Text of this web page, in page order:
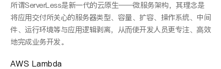
所谓ServerLess是新⼀代的云原⽣——微服务架构，其理念是
将应⽤交付所关⼼的服务器类型、容量、扩容、操作系统、中间
件、运⾏环境等与应⽤逻辑剥离，从⽽使开发⼈员更专注、⾼效
地完成业务开发。
AWS Lambda